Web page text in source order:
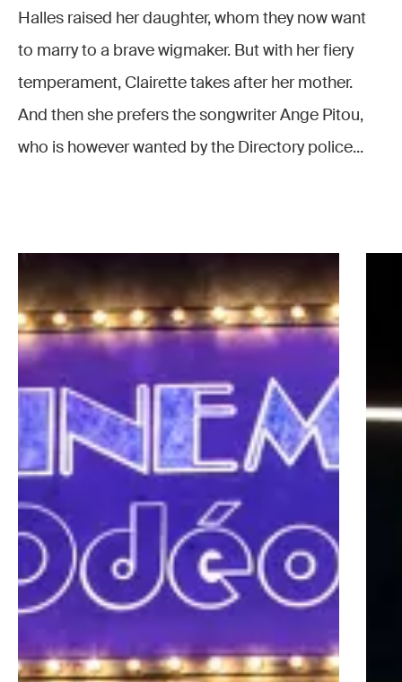
Halles raised her daughter, whom they now want
to marry to a brave wigmaker. But with her fiery
temperament, Clairette takes after her mother.
And then she prefers the songwriter Ange Pitou,
who is however wanted by the Directory police...